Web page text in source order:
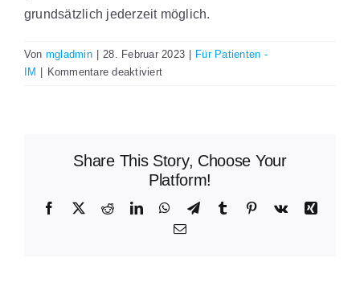
grundsätzlich jederzeit möglich.
Von mgladmin | 28. Februar 2023 | Für Patienten -
IM | Kommentare deaktiviertfür
der
Versorgung
Medizin“
teilnehmen?
Share This Story, Choose Your
Platform!
Facebook
X RedditLinkedInWhatsApp
TelegramTumblr Pinterest
Vk
Xing
E-